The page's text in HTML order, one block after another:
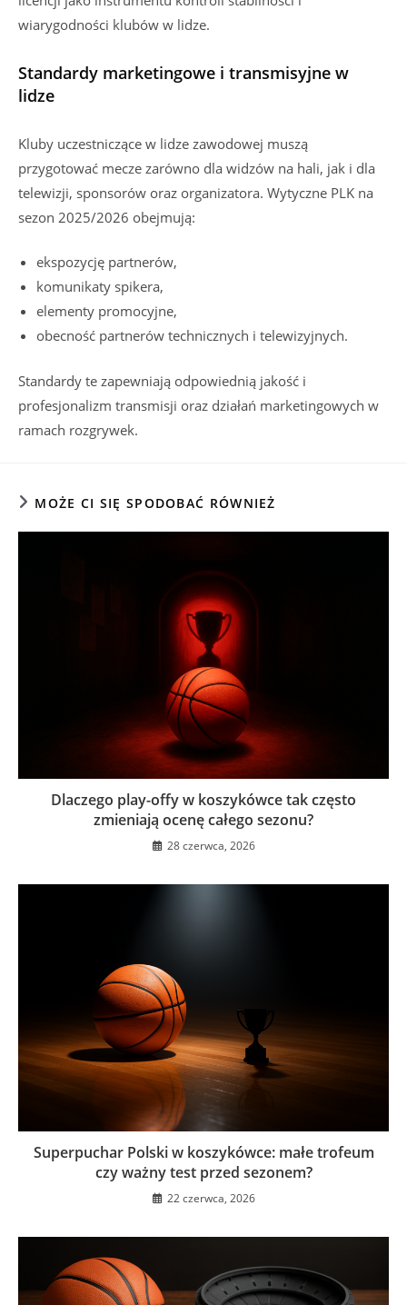
wiarygodności klubów w lidze.
Standardy marketingowe i transmisyjne w
lidze
Kluby uczestniczące w lidze zawodowej muszą
przygotować mecze zarówno dla widzów na hali, jak i dla
telewizji, sponsorów oraz organizatora. Wytyczne PLK na
sezon 2025/2026 obejmują:
ekspozycję partnerów,
komunikaty spikera,
elementy promocyjne,
obecność partnerów technicznych i telewizyjnych.
Standardy te zapewniają odpowiednią jakość i
profesjonalizm transmisji oraz działań marketingowych w
ramach rozgrywek.
MOŻE CI SIĘ SPODOBAĆ RÓWNIEŻ
Dlaczego play-offy w koszykówce tak często
zmieniają ocenę całego sezonu?
28 czerwca, 2026
Superpuchar Polski w koszykówce: małe trofeum
czy ważny test przed sezonem?
22 czerwca, 2026